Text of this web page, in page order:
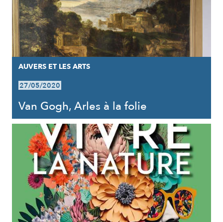
AUVERS ET LES ARTS
27/05/2020
Van Gogh, Arles à la folie